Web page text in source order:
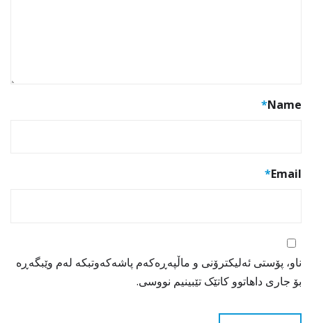
Name
*
Email
*
ناو، پۆستی ئەلیکترۆنی و ماڵپەڕەکەم پاشەکەوتبکە لەم وێبگەڕە
بۆ جاری داهاتوو کاتێک تێبینیم نووسی.